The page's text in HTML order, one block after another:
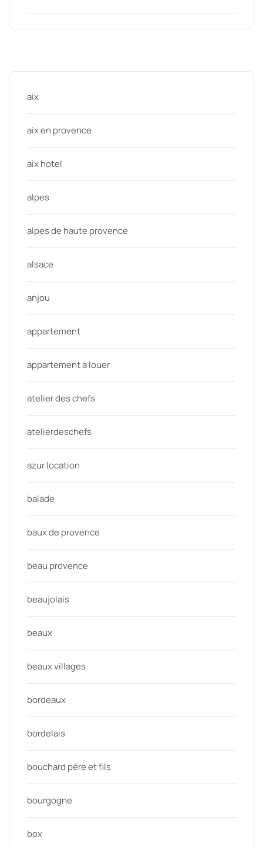
aix
aix en provence
aix hotel
alpes
alpes de haute provence
alsace
anjou
appartement
appartement a louer
atelier des chefs
atelierdeschefs
azur location
balade
baux de provence
beau provence
beaujolais
beaux
beaux villages
bordeaux
bordelais
bouchard père et fils
bourgogne
box